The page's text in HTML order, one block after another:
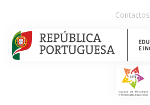
Contactos